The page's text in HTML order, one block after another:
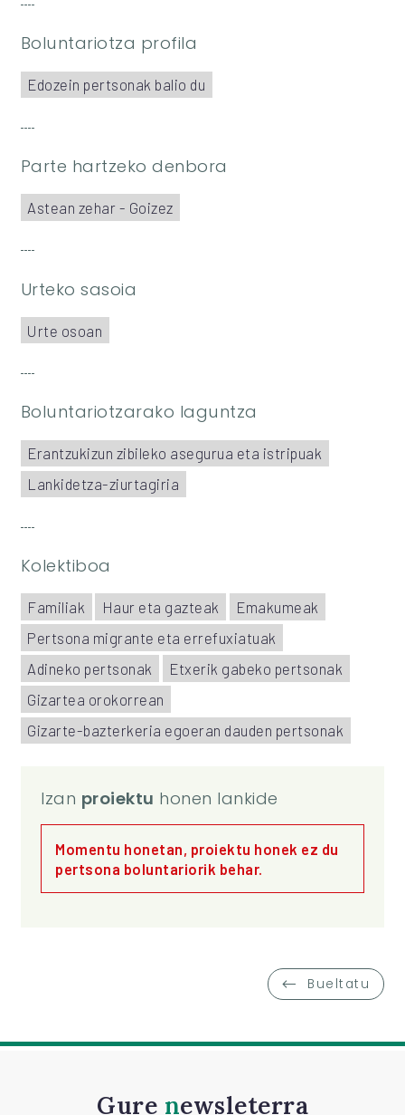
Boluntariotza profila
Edozein pertsonak balio du
Parte hartzeko denbora
Astean zehar - Goizez
Urteko sasoia
Urte osoan
Boluntariotzarako laguntza
Erantzukizun zibileko asegurua eta istripuak
Lankidetza-ziurtagiria
Kolektiboa
Familiak Haur eta gazteak
Emakumeak
Pertsona migrante eta errefuxiatuak
Adineko pertsonak
Etxerik gabeko pertsonak
Gizartea orokorrean
Gizarte-bazterkeria egoeran dauden pertsonak
Izan proiektu honen lankide
Momentu honetan, proiektu honek ez du
pertsona boluntariorik behar.
Bueltatu
Gure newsleterra